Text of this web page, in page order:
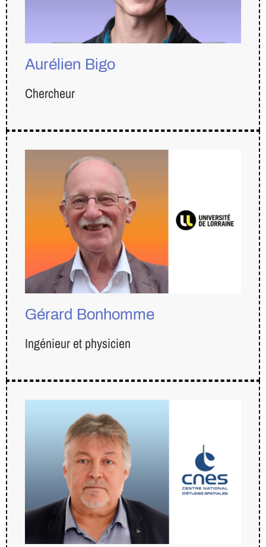
Aurélien Bigo
Chercheur
Gérard Bonhomme
Ingénieur et physicien